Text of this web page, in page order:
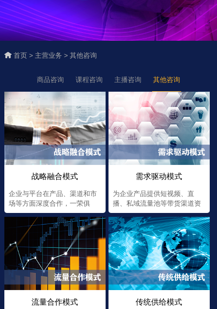
首页 > 主营业务 > 其他咨询
商品咨询 课程咨询 主播咨询 其他咨询
战略融合模式
企业与平台在产品、渠道和市
场等方面深度合作，一荣俱
荣，一损俱损
需求驱动模式
为企业产品提供短视频、直
播、私域流量池等带货渠道资
源
流量合作模式 传统供给模式